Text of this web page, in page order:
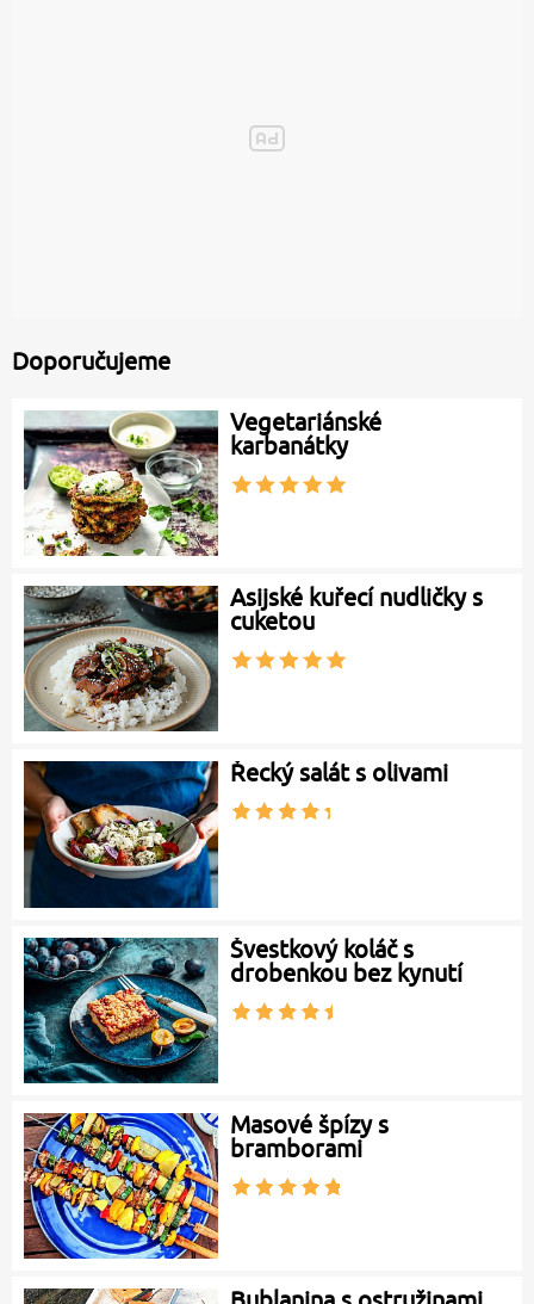
Doporučujeme
Vegetariánské
karbanátky
Asijské kuřecí nudličky s
cuketou
Řecký salát s olivami
Švestkový koláč s
drobenkou bez kynutí
Masové špízy s
bramborami